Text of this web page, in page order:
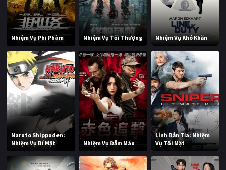
Nhiệm Vụ Phi Phàm Nhiệm Vụ Tối Thượng Nhiệm Vụ Khó Khăn
Naruto Shippuden:
Nhiệm Vụ Bí Mật
Nhiệm Vụ Đẫm Máu
Lính Bắn Tỉa: Nhiệm
Vụ Tối Mật